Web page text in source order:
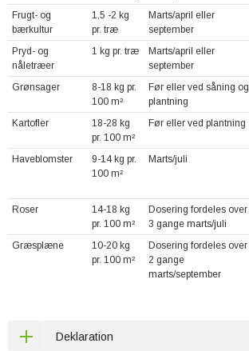
Frugt- og
bærkultur
1,5 -2 kg
pr. træ
Marts/april eller
september
Pryd- og
nåletræer
1 kg pr. træ
Marts/april eller
september
Grønsager
8-18 kg pr.
100 m²
Før eller ved såning og
plantning
Kartofler
18-28 kg
pr. 100 m²
Før eller ved plantning
Haveblomster
9-14 kg pr.
100 m²
Marts/juli
Roser
14-18 kg
pr. 100 m²
Dosering fordeles over
3 gange marts/juli
Græsplæne
10-20 kg
pr. 100 m²
Dosering fordeles over
2 gange
marts/september
Deklaration